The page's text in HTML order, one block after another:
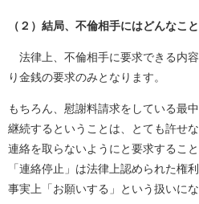
（２）結局、不倫相手にはどんなこ
法律上、不倫相手に要求できる内
り金銭の要求のみとなります。
もちろん、慰謝料請求をしている最
継続するということは、とても許せ
連絡を取らないようにと要求するこ
「連絡停止」は法律上認められた権
事実上「お願いする」という扱いに